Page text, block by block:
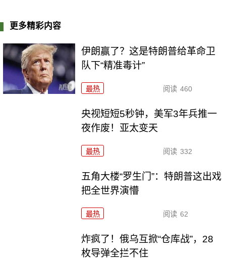
更多精彩内容
伊朗赢了？这是特朗普给革命卫
队下“精准毒计”
最热 阅读 460
央视短短5秒钟，美军3年兵推一
夜作废！亚太变天
最热 阅读 332
五角大楼“罗生门”：特朗普这出戏
把全世界演懵
最热 阅读 62
炸疯了！俄乌互掀“仓库战”，28
枚导弹全拦不住